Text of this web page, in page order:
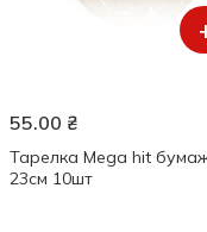
55.00 ₴
Тарелка Mega hit
23см 10шт